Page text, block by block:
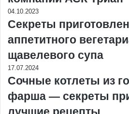
04.10.2023
Секреты
аппетитного
щавелевого супа
17.07.2024
Сочные котлеты из
фарша — секреты
лучшие рецепты